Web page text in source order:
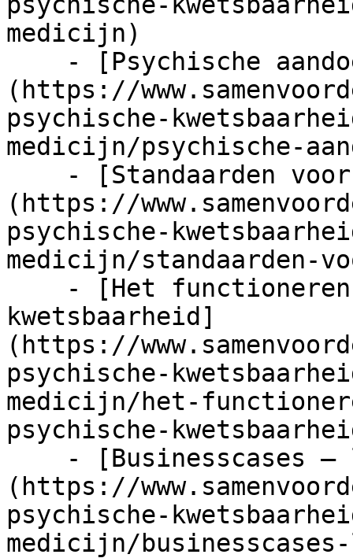
medicijn)
(https://
psychische-
medicijn/psychische-
(https://
psychische-
medicijn/standaarden-
kwetsbaarheid]
(https://
psychische-
medicijn/het-
psychische-
(https://
psychische-
medicijn/